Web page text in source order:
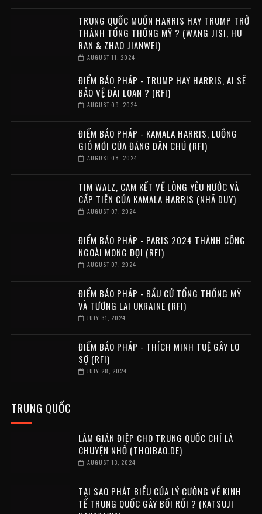
TRUNG QUỐC MUỐN HARRIS HAY TRUMP TRỞ
THÀNH TỔNG THỐNG MỸ ? (WANG JISI, HU
RAN & ZHAO JIANWEI)
AUGUST 11, 2024
ĐIỂM BÁO PHÁP - TRUMP HAY HARRIS, AI SẼ
BẢO VỆ ĐÀI LOAN ? (RFI)
AUGUST 09, 2024
ĐIỂM BÁO PHÁP - KAMALA HARRIS, LUỒNG
GIÓ MỚI CỦA ĐẢNG DÂN CHỦ (RFI)
AUGUST 08, 2024
TIM WALZ, CAM KẾT VỀ LÒNG YÊU NƯỚC VÀ
CẤP TIẾN CỦA KAMALA HARRIS (NHÃ DUY)
AUGUST 07, 2024
ĐIỂM BÁO PHÁP - PARIS 2024 THÀNH CÔNG
NGOÀI MONG ĐỢI (RFI)
AUGUST 07, 2024
ĐIỂM BÁO PHÁP - BẦU CỬ TỔNG THỐNG MỸ
VÀ TƯƠNG LAI UKRAINE (RFI)
JULY 31, 2024
ĐIỂM BÁO PHÁP - THÍCH MINH TUỆ GÂY LO
SỢ (RFI)
JULY 28, 2024
TRUNG QUỐC
LÀM GIÁN ĐIỆP CHO TRUNG QUỐC CHỈ LÀ
CHUYỆN NHỎ (THOIBAO.DE)
AUGUST 13, 2024
TẠI SAO PHÁT BIỂU CỦA LÝ CƯỜNG VỀ KINH
TẾ TRUNG QUỐC GÂY BỐI RỐI ? (KATSUJI